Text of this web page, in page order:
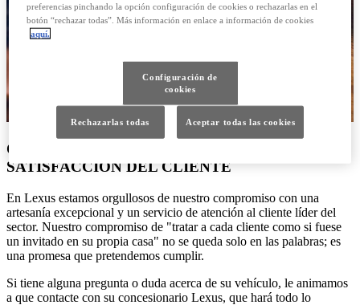
COMPROMISO DE LEXUS CON LA
SATISFACCIÓN DEL CLIENTE
En Lexus estamos orgullosos de nuestro compromiso con una
artesanía excepcional y un servicio de atención al cliente líder del
sector. Nuestro compromiso de "tratar a cada cliente como si fuese
un invitado en su propia casa" no se queda solo en las palabras; es
una promesa que pretendemos cumplir.
Si tiene alguna pregunta o duda acerca de su vehículo, le animamos
a que contacte con su concesionario Lexus, que hará todo lo
preferencias pinchando la opción configuración de cookies o rechazarlas en el
botón “rechazar todas”. Más información en enlace a información de cookies
aquí.
Configuración de
cookies
Rechazarlas todas Aceptar todas las cookies